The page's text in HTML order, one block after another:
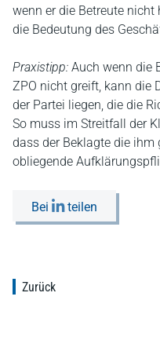
wenn er die Betreute
die Bedeutung des
Praxistipp: Auch wenn die
ZPO nicht greift, kann die
der Partei liegen, die die
So muss im Streitfall der
dass der Beklagte die ihm
obliegende
Bei teilen
Zurück